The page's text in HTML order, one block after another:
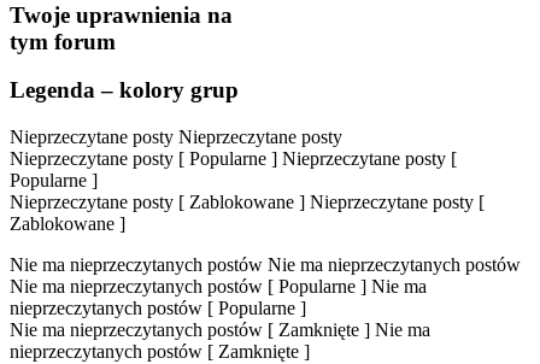
Twoje uprawnienia na
tym forum
Legenda – kolory grup
Nieprzeczytane posty Nieprzeczytane posty
Nieprzeczytane posty [ Popularne ] Nieprzeczytane posty [
Popularne ]
Nieprzeczytane posty [ Zablokowane ] Nieprzeczytane posty [
Zablokowane ]
Nie ma nieprzeczytanych postów Nie ma nieprzeczytanych postów
Nie ma nieprzeczytanych postów [ Popularne ] Nie ma
nieprzeczytanych postów [ Popularne ]
Nie ma nieprzeczytanych postów [ Zamknięte ] Nie ma
nieprzeczytanych postów [ Zamknięte ]